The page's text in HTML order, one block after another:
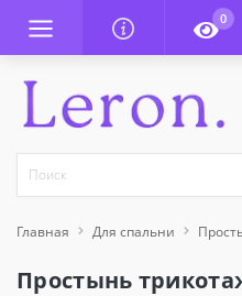
0
Главная Для спальни
Простынь